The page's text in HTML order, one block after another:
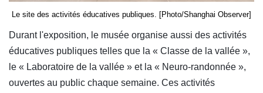
Le site des activités éducatives publiques. [Photo/Shanghai Observer]
Durant l'exposition, le musée organise aussi des activités
éducatives publiques telles que la « Classe de la vallée »,
le « Laboratoire de la vallée » et la « Neuro-randonnée »,
ouvertes au public chaque semaine. Ces activités